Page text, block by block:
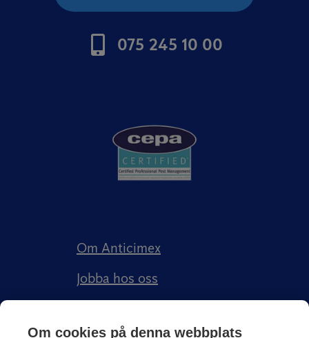
075 245 10 00
Om Anticimex
Jobba hos oss
Om cookies på denna webbplats